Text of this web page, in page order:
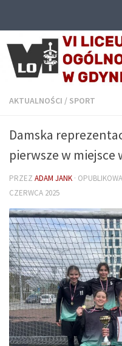
AKTUALNOŚCI / SPORT
Damska
pierwsze w miejsce
PRZEZ ADAM JANK ·
CZERWCA 2025